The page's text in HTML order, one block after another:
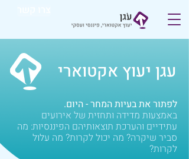
עגן יעוץ אקטוארי
לפתור את בעיות המחר - היום.
באמצעות מדידה ותחזית של אירועים
עתידיים והערכת תוצאותיהם הפיננסיות: מה
סביר שיקרה? מה יכול לקרות? מה עלול
לקרות?